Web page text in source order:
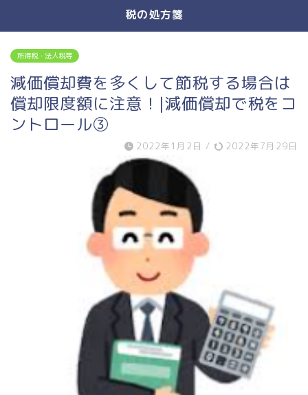
税の処方箋
所得税・法人税等
減価償却費を多くして節税する場合は
償却限度額に注意！|減価償却で税をコ
ントロール③
2022年1月2日 / 2022年7月29日